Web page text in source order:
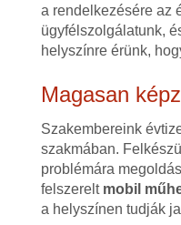
a rendelkezésére az
ügyfélszolgálatunk,
helyszínre érünk,
Magasan
Szakembereink
szakmában.
problémára
felszerelt mobil
a helyszínen tudják